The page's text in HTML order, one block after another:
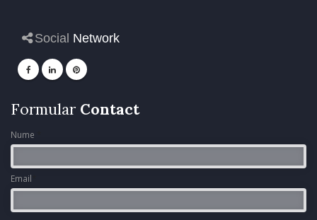
Social Network
Formular Contact
Nume
Email